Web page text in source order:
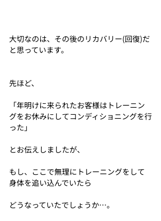
大切なのは、その後のリカバリー(回復)だ
と思っています。
先ほど、
「年明けに来られたお客様はトレーニン
グをお休みにしてコンディショニングを行
った」
とお伝えしましたが、
もし、ここで無理にトレーニングをして
身体を追い込んでいたら
どうなっていたでしょうか…。